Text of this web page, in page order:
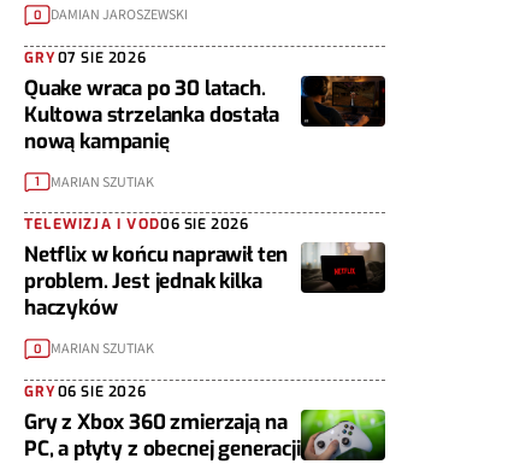
0 DAMIAN JAROSZEWSKI
GRY07 SIE 2026
Quake wraca po 30 latach.
Kultowa strzelanka dostała
nową kampanię
1 MARIAN SZUTIAK
TELEWIZJA I VOD06 SIE 2026
Netflix w końcu naprawił ten
problem. Jest jednak kilka
haczyków
0 MARIAN SZUTIAK
GRY06 SIE 2026
Gry z Xbox 360 zmierzają na
PC, a płyty z obecnej generacji